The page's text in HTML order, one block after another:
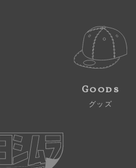
Goods
グッズ